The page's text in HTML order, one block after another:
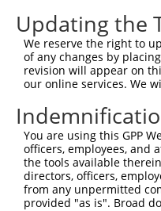
Updating the
We reserve the right to
of any changes by
revision will appear on
our online services. We
You are using this GPP
officers, employees, and
the tools available
directors, officers,
from any unpermitted
provided "as is". Broad